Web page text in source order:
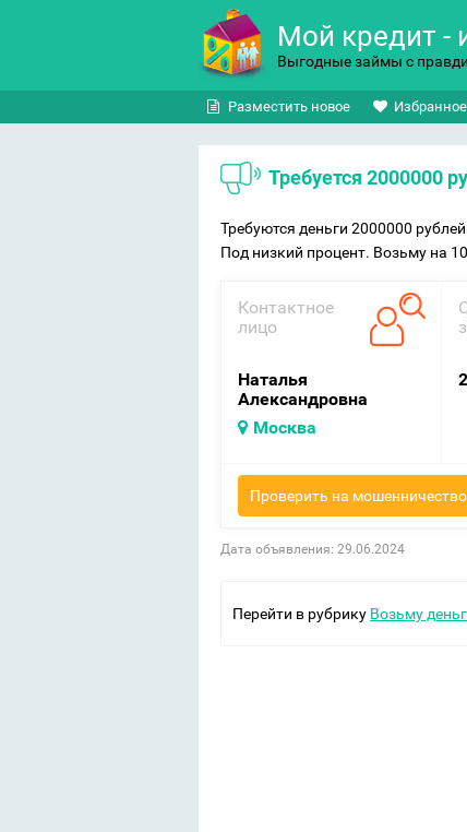
Мой кредит -
Выгодные займы с
Разместить новое Избранное
Требуется 2000000
Требуются деньги 2000000
Под низкий процент. Возьму на
Контактное
лицо
Наталья
Александровна
Москва
Проверить на мошенничество
Дата объявления: 29.06.2024
Перейти в рубрику Возьму